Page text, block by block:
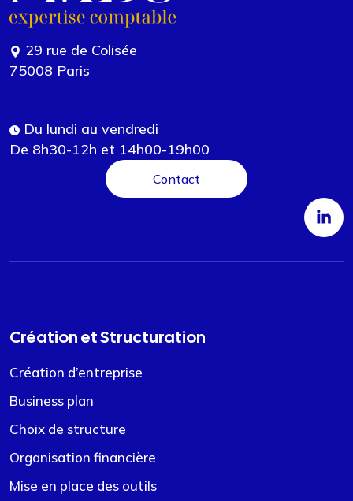
29 rue de Colisée
75008 Paris
Du lundi au vendredi
De 8h30-12h et 14h00-19h00
Contact
Création et Structuration
Création d’entreprise
Business plan
Choix de structure
Organisation financière
Mise en place des outils